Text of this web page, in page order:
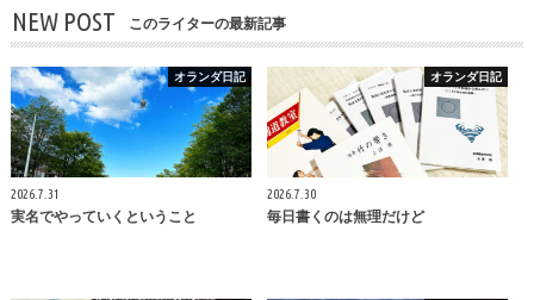
NEW POST このライターの最新記事
オランダ日記
2026.7.31
実名でやっていくということ
オランダ日記
2026.7.30
毎日書くのは無理だけど